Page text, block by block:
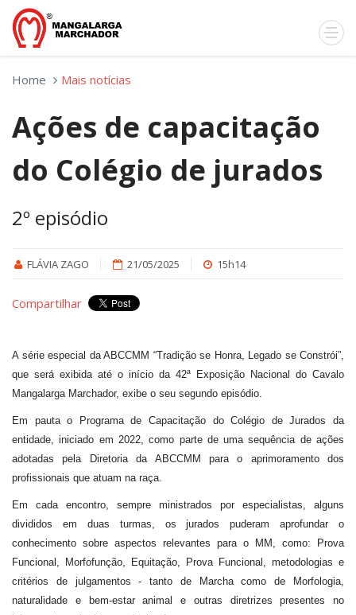
Home Mais notícias
Ações de capacitação
do Colégio de jurados
2º episódio
FLÁVIA ZAGO 21/05/2025 15h14
Compartilhar
A série especial da ABCCMM “Tradição se Honra, Legado se Constrói”,
que será exibida até o início da 42ª Exposição Nacional do Cavalo
Mangalarga Marchador, exibe o seu segundo episódio.
Em pauta o Programa de Capacitação do Colégio de Jurados da
entidade, iniciado em 2022, como parte de uma sequência de ações
adotadas pela Diretoria da ABCCMM para o aprimoramento dos
profissionais que atuam na raça.
Em cada encontro, sempre ministrados por especialistas, alguns
divididos em duas turmas, os jurados puderam aprofundar o
conhecimento sobre aspectos relevantes para o MM, como: Prova
Funcional, Morfofunção, Equitação, Prova Funcional, metodologias e
critérios de julgamentos - tanto de Marcha como de Morfologia,
naturalidade e bem-estar animal e outras diretrizes presentes no